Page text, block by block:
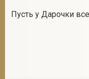
Пусть у Дарочки